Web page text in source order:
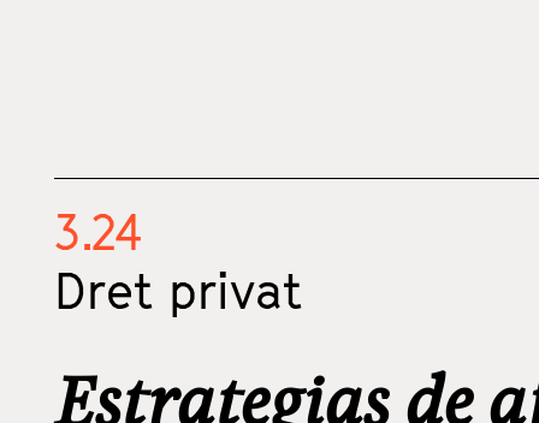
3.24
Dret privat
Estrategias de